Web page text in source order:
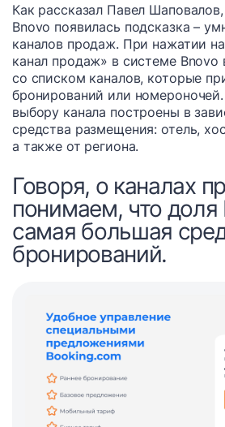
Как рассказал Павел
Bnovo появилась подсказка –
каналов продаж. При нажатии
канал продаж» в системе Bnovo
со списком каналов, которые
бронирований или
выбору канала построены в
средства размещения: отель,
а также от региона.
Говоря, о каналах
понимаем, что доля
самая большая
бронирований.